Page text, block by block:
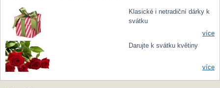
Klasické i netradiční dárky k
svátku
více
Darujte k svátku květiny
více